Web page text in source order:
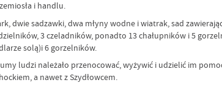
i handlu.
dwie sadzawki, dwa młyny wodne i wiatrak, sad
3 czeladników, ponadto 13 chałupników i 5
solą)i 6 gorzelników.
ludzi należało przenocować, wyżywić i udzielić im
a nawet z Szydłowcem.